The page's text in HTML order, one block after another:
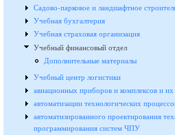
Садово-парковое и ландшафтное
Учебная бухгалтерия
Учебная страховая организация
Учебный финансовый отдел
Дополнительные материалы
Учебный центр логистики
авиационных приборов и комплексов и их
автоматизации технологических
автоматизированного проектирования
программирования систем ЧПУ